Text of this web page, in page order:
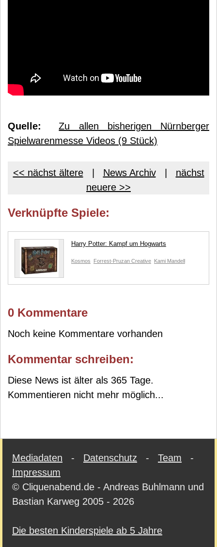
Quelle:
Zu allen bisherigen Nürnberger
Spielwarenmesse Videos (9 Stück)
<< nächst ältere| News Archiv| nächst
neuere >>
Verknüpfte Spiele:
Harry Potter: Kampf um Hogwarts
Kosmos Forrest-Pruzan Creative Kami Mandell
0 Kommentare
Noch keine Kommentare vorhanden
Kommentar schreiben:
Diese News ist älter als 365 Tage.
Kommentieren nicht mehr möglich...
Mediadaten - Datenschutz - Team -
Impressum
© Cliquenabend.de - Andreas Buhlmann und
Bastian Karweg 2005 - 2026
Die besten Kinderspiele ab 5 Jahre